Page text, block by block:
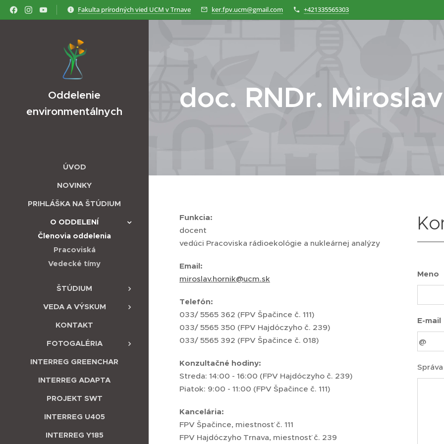
Fakulta prírodných vied UCM v Trnave ker.fpv.ucm@gmail.com +421335565303
Oddelenie
environmentálnych
ÚVOD
NOVINKY
PRIHLÁŠKA NA ŠTÚDIUM
O ODDELENÍ
Členovia oddelenia
Pracoviská
Vedecké tímy
ŠTÚDIUM
VEDA A VÝSKUM
KONTAKT
FOTOGALÉRIA
INTERREG GREENCHAR
INTERREG ADAPTA
PROJEKT SWT
INTERREG U405
INTERREG Y185
doc. RNDr.
Funkcia:
docent
vedúci Pracoviska rádioekológie a nukleárnej analýzy
Email:
miroslav.hornik@ucm.sk
Telefón:
033/ 5565 362 (FPV Špačince č. 111)
033/ 5565 350 (FPV Hajdóczyho č. 239)
033/ 5565 392 (FPV Špačince č. 018)
Konzultačné hodiny:
Streda: 14:00 - 16:00 (FPV Hajdóczyho č. 239)
Piatok: 9:00 - 11:00 (FPV Špačince č. 111)
Kancelária:
FPV Špačince, miestnosť č. 111
FPV Hajdóczyho Trnava, miestnosť č. 239
Meno
E-mail
Správa